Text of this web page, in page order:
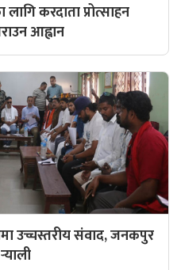
करदाता प्रोत्साहन
आह्वान
उच्चस्तरीय संवाद, जनकपुर